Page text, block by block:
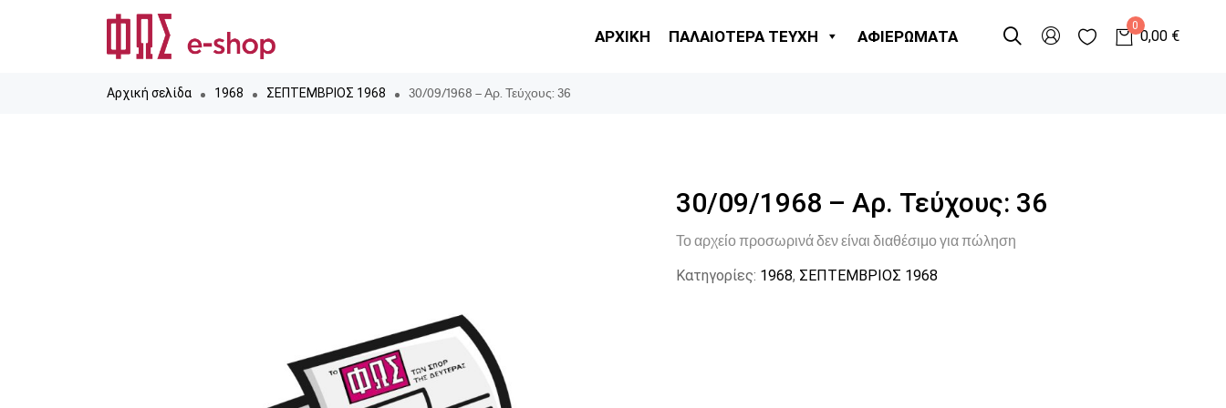
ΑΡΧΙΚΗ ΠΑΛΑΙΟΤΕΡΑ ΤΕΥΧΗ ΑΦΙΕΡΩΜΑΤΑ
0
0,00 €
Αρχική σελίδα 1968 ΣΕΠΤΕΜΒΡΙΟΣ 1968 30/09/1968 – Αρ. Τεύχους: 36
30/09/1968 – Αρ. Τεύχους: 36
Το αρχείο προσωρινά δεν είναι διαθέσιμο για πώληση
Κατηγορίες: 1968, ΣΕΠΤΕΜΒΡΙΟΣ 1968